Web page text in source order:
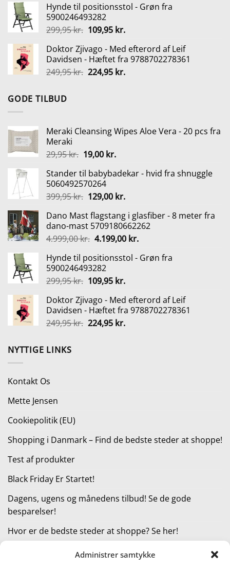
Administrer samtykke
pris
var:
4.999,00 kr..
pris
Hynde til positionsstol - Grøn fra
5900246493282
299,95kr. Den
pris
var:
299,95 kr..
109,95 kr.Den
pris
er:
109,95 kr..
Doktor Zjivago - Med efterord af Leif
Davidsen - Hæftet fra 9788702278361
249,95kr. Den
224,95 kr.Den
GODE TILBUD
Meraki Cleansing Wipes Aloe Vera - 20 pcs fra
Meraki
29,95kr. Den
pris
var:
29,95 kr..
19,00 kr.Den
pris
19,00 kr..
Stander til babybadekar - hvid fra shnuggle
5060492570264
399,95kr. Den
pris
var:
399,95 kr..
129,00 kr.Den
pris
er:
129,00 kr..
Dano Mast flagstang i glasfiber - 8 meter fra
dano-mast 5709180662262
4.999,00kr. Den
pris
var:
4.999,00 kr..
4.199,00 kr.Den
pris
Hynde til positionsstol - Grøn fra
5900246493282
299,95kr. Den
pris
var:
299,95 kr..
109,95 kr.Den
pris
er:
109,95 kr..
Doktor Zjivago - Med efterord af Leif
Davidsen - Hæftet fra 9788702278361
249,95kr. Den
224,95 kr.Den
NYTTIGE LINKS
Kontakt Os
Mette Jensen
Cookiepolitik (EU)
Shopping i Danmark – Find de bedste steder at shoppe!
Test af produkter
Black Friday Er Startet!
Dagens, ugens og månedens tilbud! Se de gode
besparelser!
Hvor er de bedste steder at shoppe? Se her!